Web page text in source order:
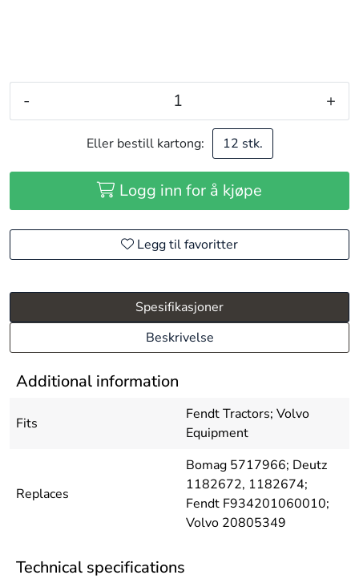
- +
Eller bestill kartong: 12 stk.
Logg inn for å kjøpe
Legg til favoritter
Spesifikasjoner
Beskrivelse
Additional information
Fits
Fendt Tractors; Volvo
Equipment
Replaces
Bomag 5717966; Deutz
1182672, 1182674;
Fendt F934201060010;
Volvo 20805349
Technical specifications